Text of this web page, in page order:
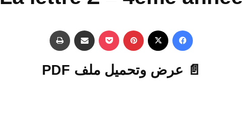
فيسبوك بينتيريست ‫Pocket مشاركة عبر البريد
📄 عرض وتحميل ملف PDF